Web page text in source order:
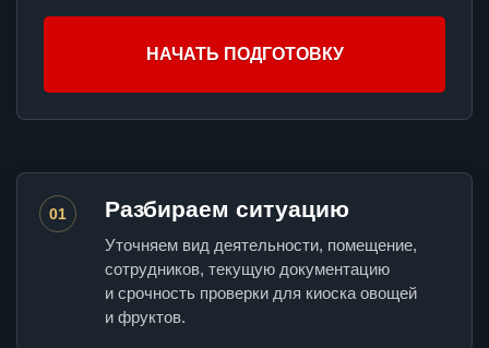
НАЧАТЬ ПОДГОТОВКУ
01 Разбираем ситуацию
Уточняем вид деятельности, помещение,
сотрудников, текущую документацию
и срочность проверки для киоска овощей
и фруктов.